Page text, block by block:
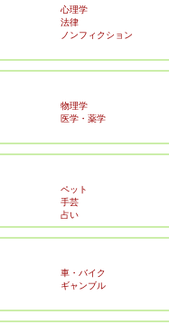
心理学
法律
ノンフィクション
物理学
医学・薬学
ペット
手芸
占い
車・バイク
ギャンブル